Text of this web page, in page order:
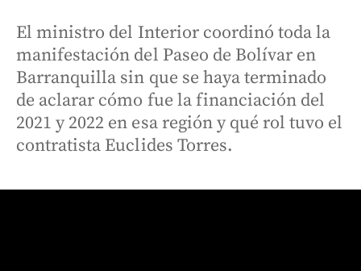
El ministro del Interior coordinó toda la
manifestación del Paseo de Bolívar en
Barranquilla sin que se haya terminado
de aclarar cómo fue la financiación del
2021 y 2022 en esa región y qué rol tuvo el
contratista Euclides Torres.